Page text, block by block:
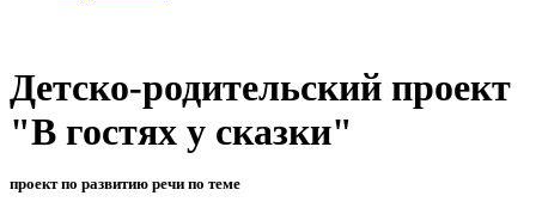
Детско-родительский проект
"В гостях у сказки"
проект по развитию речи по теме